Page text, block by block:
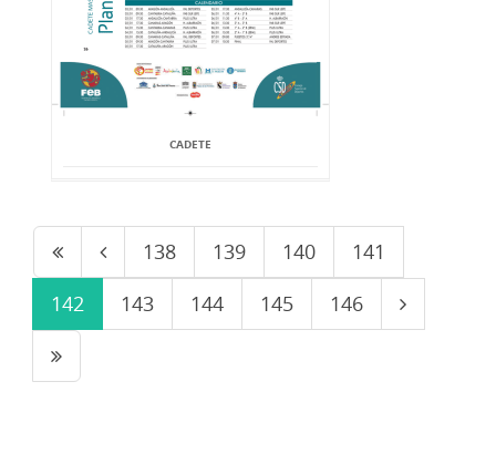
CADETE
138 139 140
141
142
143 144 145 146